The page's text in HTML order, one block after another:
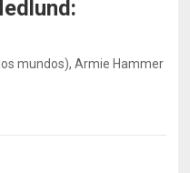
mundos), Armie Hammer